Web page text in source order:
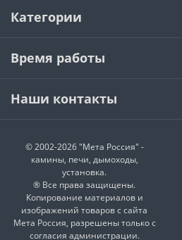
Категории
Время работы
Наши контакты
© 2002-2026 "Мета Россия" -
камины, печи, дымоходы,
установка.
® Все права защищены.
Копирование материалов и
изображений товаров с сайта
Мета Россия, разрешены только с
согласия администрации.